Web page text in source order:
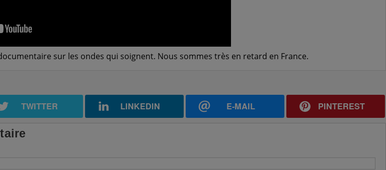
sur les ondes qui soignent. Nous sommes très en retard en France.
TWITTER LINKEDIN E-MAIL PINTEREST